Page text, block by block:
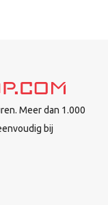
Meer dan 1.000
bij